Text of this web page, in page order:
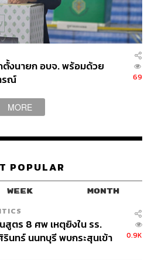
ตั้งนายก อบจ. พร้อมด้วย
รณ์
69
MORE
POPULAR
WEEK MONTH
สูตร 8 ศพ เหตุยิงใน รร.
รินทร์ นนทบุรี พบกระสุนเข้า
0.9K